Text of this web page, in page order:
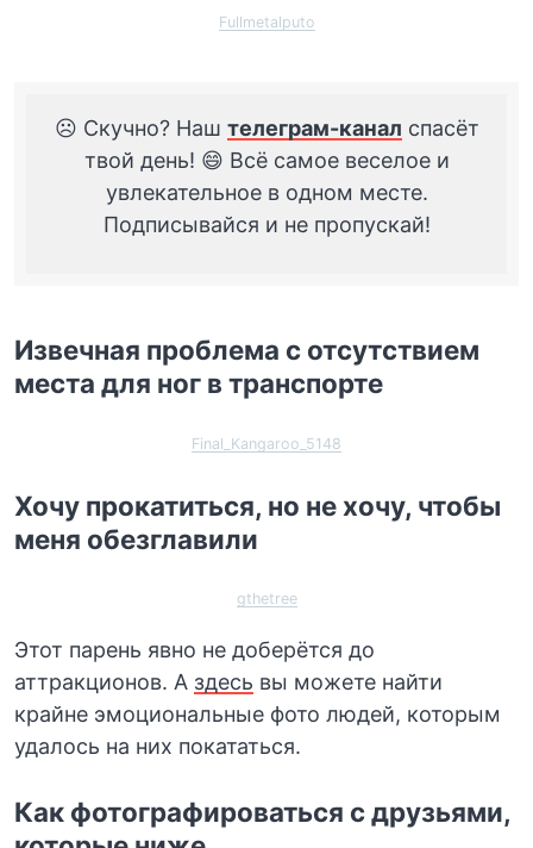
Fullmetalputo
☹️ Скучно? Наш телеграм-канал спасёт
твой день! 😄 Всё самое веселое и
увлекательное в одном месте.
Подписывайся и не пропускай!
Извечная проблема с отсутствием
места для ног в транспорте
Final_Kangaroo_5148
Хочу прокатиться, но не хочу, чтобы
меня обезглавили
gthetree
Этот парень явно не доберётся до
аттракционов. А здесь вы можете найти
крайне эмоциональные фото людей, которым
удалось на них покататься.
Как фотографироваться с друзьями,